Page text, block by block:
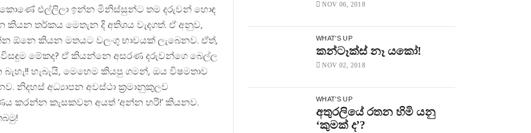
කොණේ එල්ලිලා ඉන්න මිනිස්සුන්ට තම දරුවන් හොඳ
කියන තර්කය මෙතැන දි අතිශය වැදගත්. ඒ අනුව,
ඕනෙ කියන මතයට වලංගු භාවයක් ලැබෙනව. ඒත්,
විසඳුම මේකද? ඒ කියන්නෙ අසරණ දරුවන්ගෙ බෙල්ල
හැබැයි, මෙහෙම කියපු ගමන්, ඔය විෂමතාව
නිදහස් අධ්‍යාපන අවස්ථා ක්‍රමානුකුලව
කරන්න කැසකවන අයත් ‘අන්න හරි!’ කියනව.
NOV 06, 2018
WHAT'S UP
කන්ටෑක්ස් නෑ යකෝ!
NOV 02, 2018
WHAT'S UP
අතුරලියේ රතන හිමි යනු
‘කුමක් ද’?